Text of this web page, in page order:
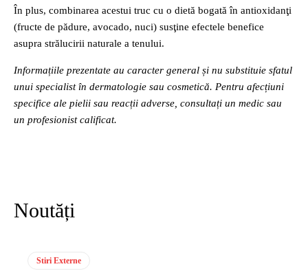
În plus, combinarea acestui truc cu o dietă bogată în antioxidanţi
(fructe de pădure, avocado, nuci) susţine efectele benefice
asupra strălucirii naturale a tenului.
Informațiile prezentate au caracter general și nu substituie sfatul
unui specialist în dermatologie sau cosmetică. Pentru afecțiuni
specifice ale pielii sau reacții adverse, consultați un medic sau
un profesionist calificat.
Noutăți
Stiri Externe